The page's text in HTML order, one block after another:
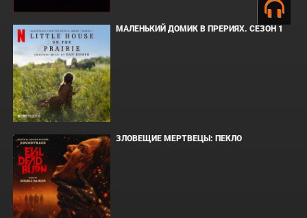
МАЛЕНЬКИЙ ДОМИК В ПРЕРИЯХ. СЕЗОН 1
ЗЛОВЕЩИЕ МЕРТВЕЦЫ: ПЕКЛО